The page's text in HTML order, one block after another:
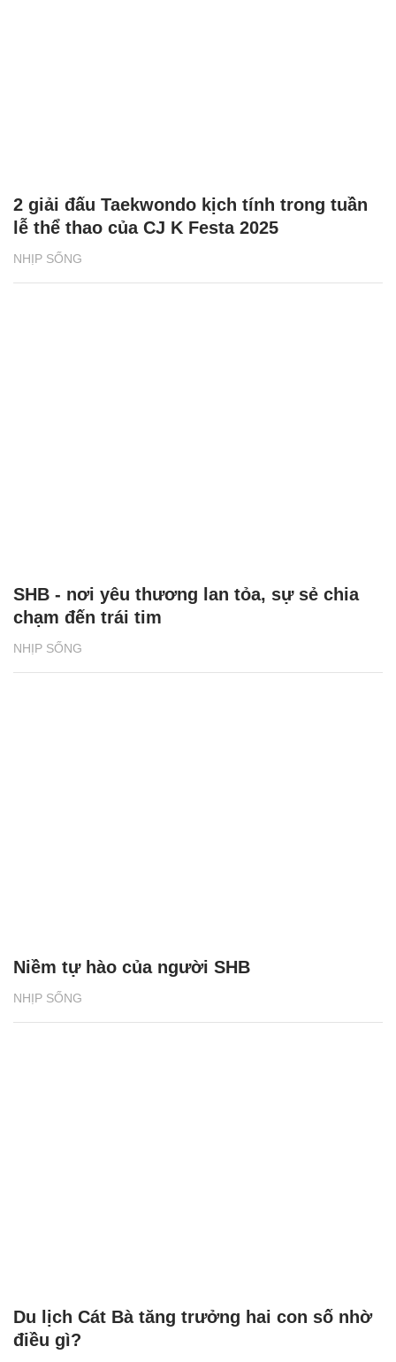
NHỊP SỐNG
2 giải đấu Taekwondo kịch tính trong tuần
lễ thể thao của CJ K Festa 2025
NHỊP SỐNG
SHB - nơi yêu thương lan tỏa, sự sẻ chia
chạm đến trái tim
NHỊP SỐNG
Niềm tự hào của người SHB
Du lịch Cát Bà tăng trưởng hai con số nhờ
điều gì?